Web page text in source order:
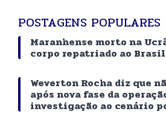
POSTAGENS POPULARES
Maranhense morto na
corpo repatriado ao Brasil
Weverton Rocha diz que
após nova fase da
investigação ao cenário